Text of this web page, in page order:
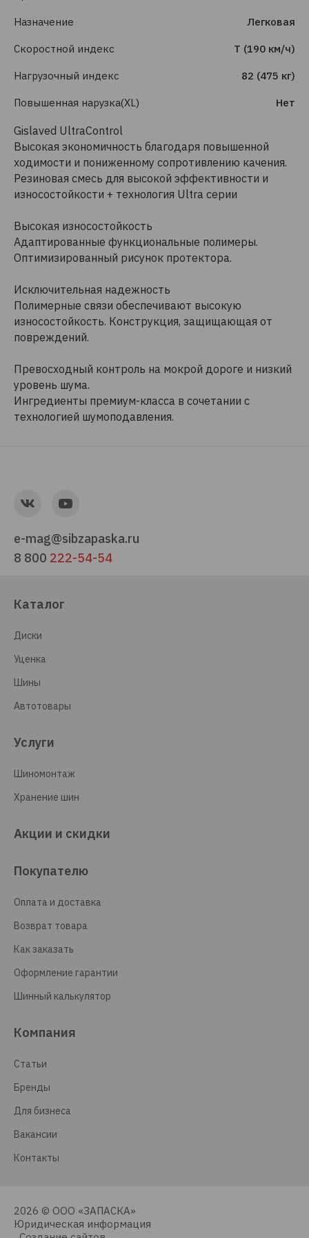
Назначение Легковая
Скоростной индекс T (190 км/ч)
Нагрузочный индекс 82 (475 кг)
Повышенная нарузка(XL) Нет
Gislaved UltraControl
Высокая экономичность благодаря повышенной
ходимости и пониженному сопротивлению качения.
Резиновая смесь для высокой эффективности и
износостойкости + технология Ultra серии
Высокая износостойкость
Адаптированные функциональные полимеры.
Оптимизированный рисунок протектора.
Исключительная надежность
Полимерные связи обеспечивают высокую
износостойкость. Конструкция, защищающая от
повреждений.
Превосходный контроль на мокрой дороге и низкий
уровень шума.
Ингредиенты премиум-класса в сочетании с
технологией шумоподавления.
e-mag@sibzapaska.ru
8 800 222-54-54
Каталог
Диски
Уценка
Шины
Автотовары
Услуги
Шиномонтаж
Хранение шин
Акции и скидки
Покупателю
Оплата и доставка
Возврат товара
Как заказать
Оформление гарантии
Шинный калькулятор
Компания
Статьи
Бренды
Для бизнеса
Вакансии
Контакты
2026 © ООО «ЗАПАСКА»
Юридическая информация